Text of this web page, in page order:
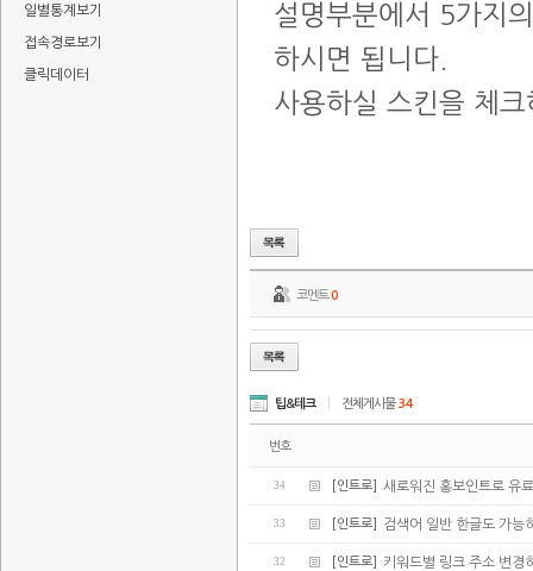
일별통계보기
접속경로보기
클릭데이터
설명부분에서 5가지
하시면 됩니다.
사용하실 스킨을 체
코멘트0
팁&테크 전체게시물34
번호
34 [인트로] 새로워진 홍보인트로 유
33 [인트로] 검색어 일반 한글도 가능
32 [인트로] 키워드별 링크 주소 변경